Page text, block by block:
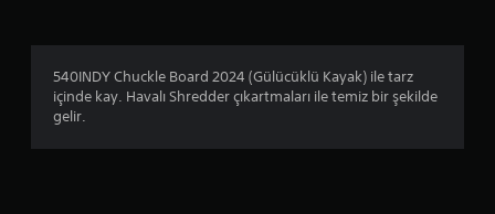
540INDY Chuckle Board 2024 (Gülücüklü Kayak) ile tarz
içinde kay. Havalı Shredder çıkartmaları ile temiz bir şekilde
gelir.